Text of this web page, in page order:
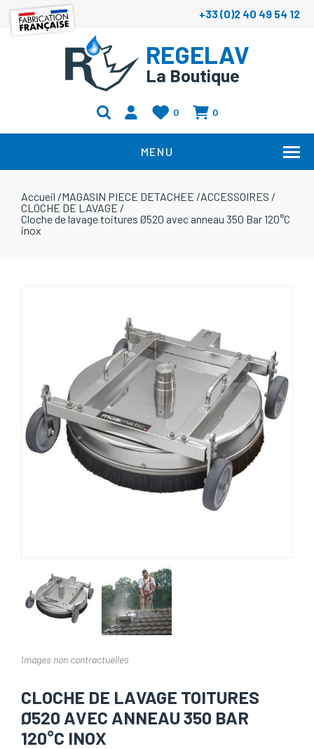
+33 (0)2 40 49 54 12
REGELAV
La Boutique
0 0
MENU
Accueil /MAGASIN PIECE DETACHEE /ACCESSOIRES /
CLOCHE DE LAVAGE /
Cloche de lavage toitures Ø520 avec anneau 350 Bar 120°C
inox
Images non contractuelles
CLOCHE DE LAVAGE TOITURES
Ø520 AVEC ANNEAU 350 BAR
120°C INOX